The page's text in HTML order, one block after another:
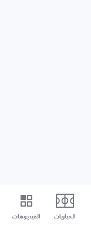
المباريات الفيديوهات